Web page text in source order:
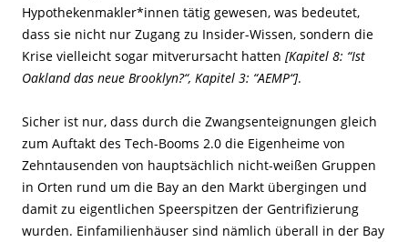
Hypothekenmakler*innen tätig gewesen, was bedeutet,
dass sie nicht nur Zugang zu Insider-Wissen, sondern die
Krise vielleicht sogar mitverursacht hatten [Kapitel 8: “Ist
Oakland das neue Brooklyn?“, Kapitel 3: “AEMP“].
Sicher ist nur, dass durch die Zwangsenteignungen gleich
zum Auftakt des Tech-Booms 2.0 die Eigenheime von
Zehntausenden von hauptsächlich nicht-weißen Gruppen
in Orten rund um die Bay an den Markt übergingen und
damit zu eigentlichen Speerspitzen der Gentrifizierung
wurden. Einfamilienhäuser sind nämlich überall in der Bay